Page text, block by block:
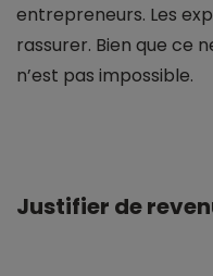
entrepreneurs. Les
rassurer. Bien que ce
n’est pas impossible.
Justifier de